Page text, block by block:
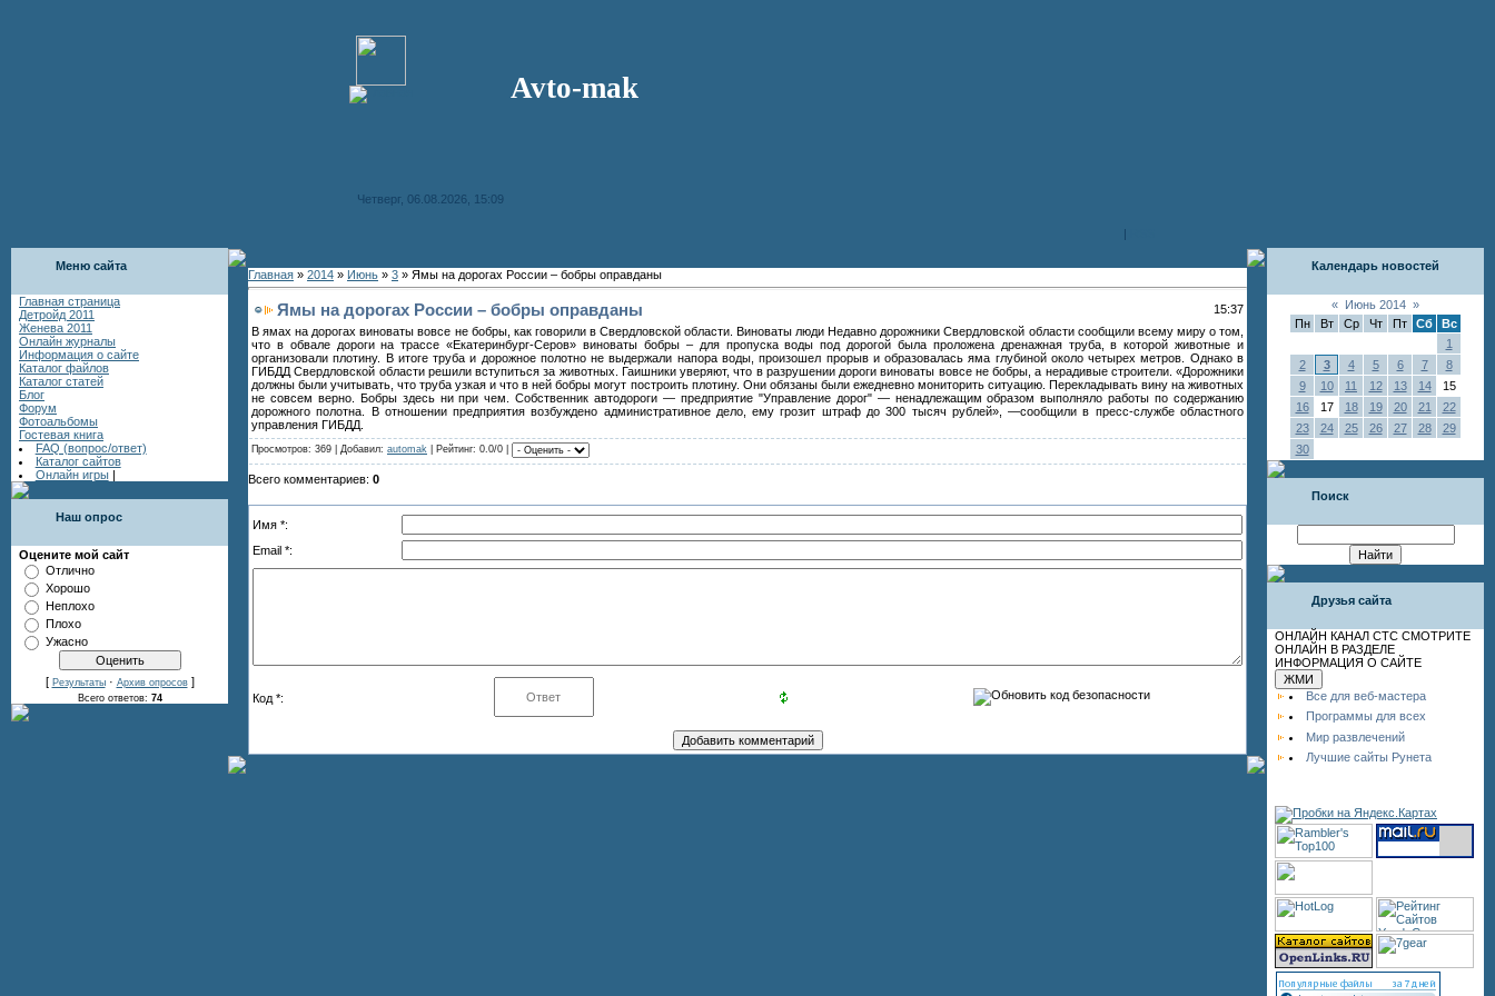
Avto-mak
Четверг, 06.08.2026, 15:09
|
Меню сайта
Главная страница
Детройд 2011
Женева 2011
Онлайн журналы
Информация о сайте
Каталог файлов
Каталог статей
Блог
Форум
Фотоальбомы
Гостевая книга
FAQ (вопрос/ответ)
Каталог сайтов
Онлайн игры |
Наш опрос
Оцените мой сайт
Отлично
Хорошо
Неплохо
Плохо
Ужасно
[ Результаты· Архив опросов]
Всего ответов: 74
Главная » 2014 » Июнь » 3 » Ямы на дорогах России – бобры оправданы
Ямы на дорогах России – бобры оправданы
15:37
В ямах на дорогах виноваты вовсе не бобры, как говорили в Свердловской области. Виноваты люди Недавно дорожники Свердловской области сообщили всему миру о том,
что в обвале дороги на трассе «Екатеринбург-Серов» виноваты бобры – для пропуска воды под дорогой была проложена дренажная труба, в которой животные и
организовали плотину. В итоге труба и дорожное полотно не выдержали напора воды, произошел прорыв и образовалась яма глубиной около четырех метров. Однако в
ГИБДД Свердловской области решили вступиться за животных. Гаишники уверяют, что в разрушении дороги виноваты вовсе не бобры, а нерадивые строители. «Дорожники
должны были учитывать, что труба узкая и что в ней бобры могут построить плотину. Они обязаны были ежедневно мониторить ситуацию. Перекладывать вину на животных
не совсем верно. Бобры здесь ни при чем. Собственник автодороги — предприятие "Управление дорог" — ненадлежащим образом выполняло работы по содержанию
дорожного полотна. В отношении предприятия возбуждено административное дело, ему грозит штраф до 300 тысяч рублей», —сообщили в пресс-службе областного
управления ГИБДД.
Просмотров: 369 | Добавил: automak | Рейтинг: 0.0/0 |
Всего комментариев: 0
Имя *:
Email *:
Код *:
Календарь новостей
« Июнь 2014 »
Пн
Вт Ср Чт Пт Сб
Вс
1
2
3 4 5 6 7
8
9
10 11 12 13 14
15
16
17 18 19 20 21
22
23
24 25 26 27 28
29
30
Поиск
Друзья сайта
ОНЛАЙН КАНАЛ СТС СМОТРИТЕ
ОНЛАЙН В РАЗДЕЛЕ
ИНФОРМАЦИЯ О САЙТЕ
Все для веб-мастера
Программы для всех
Мир развлечений
Лучшие сайты Рунета